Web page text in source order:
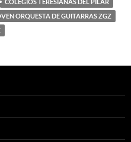
ORQUESTA DE GUITARRAS ZGZ